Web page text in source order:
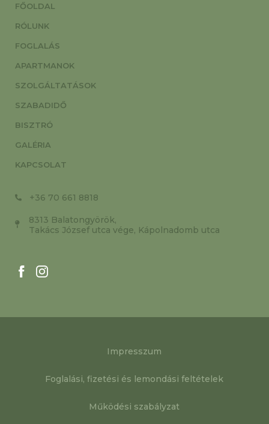
FŐOLDAL
RÓLUNK
FOGLALÁS
APARTMANOK
SZOLGÁLTATÁSOK
SZABADIDŐ
BISZTRÓ
GALÉRIA
KAPCSOLAT
+36 70 661 8818
8313 Balatongyörök,
Takács József utca vége, Kápolnadomb utca
Impresszum
Foglalási, fizetési és lemondási feltételek
Működési szabályzat